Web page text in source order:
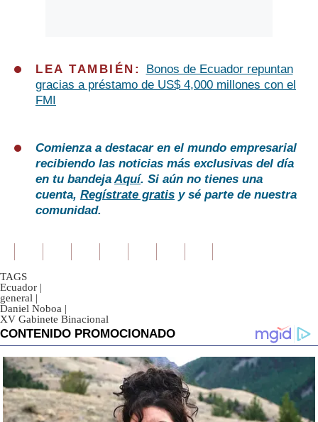
LEA TAMBIÉN:
Bonos de Ecuador repuntan
gracias a préstamo de US$ 4,000 millones con el
FMI
Comienza a destacar en el mundo empresarial
recibiendo las noticias más exclusivas del día
en tu bandejaAquí. Si aún no tienes una
cuenta, Regístrate gratis y sé parte de nuestra
comunidad.
TAGS
Ecuador |
general |
Daniel Noboa |
XV Gabinete Binacional